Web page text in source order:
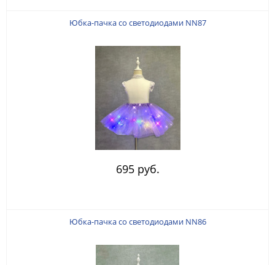
Юбка-пачка со светодиодами NN87
695 руб.
Юбка-пачка со светодиодами NN86